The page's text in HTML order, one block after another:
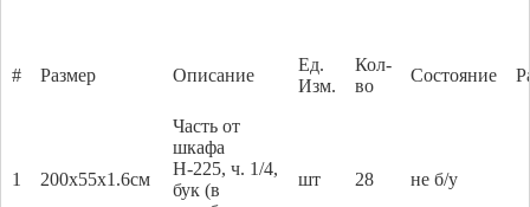
# Размер Описание
Ед.
Изм.
Кол-
во
Состояние
1 200x55x1.6см
Часть от
шкафа
Н-225, ч. 1/4,
бук (в
шт 28 не б/у